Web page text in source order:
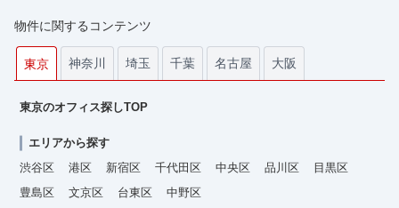
物件に関するコンテンツ
東京 神奈川 埼玉 千葉 名古屋 大阪
東京のオフィス探しTOP
エリアから探す
渋谷区
港区 新宿区 千代田区 中央区 品川区
目黒区
豊島区
文京区 台東区 中野区